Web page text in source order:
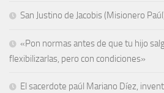
San Justino de Jacobis (Misionero
«Pon normas antes de que tu hijo
flexibilizarlas, pero con condiciones»
El sacerdote paúl Mariano Díez,